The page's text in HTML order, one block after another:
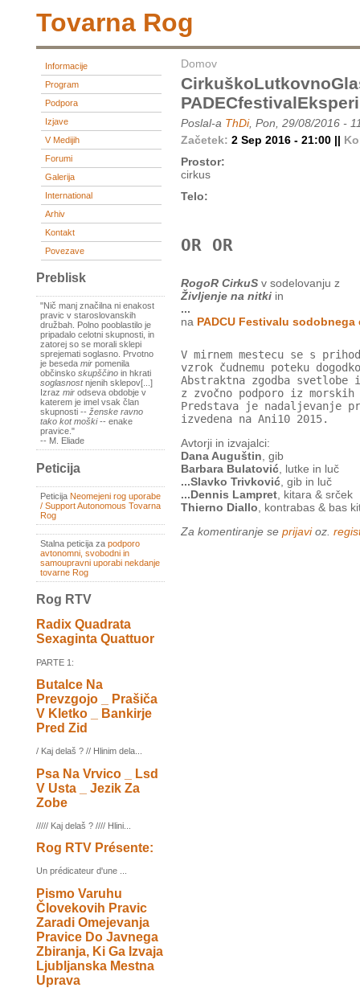
Tovarna Rog
Informacije
Program
Podpora
Izjave
V Medijih
Forumi
Galerija
International
Arhiv
Kontakt
Povezave
Preblisk
"Nič manj značilna ni enakost
pravic v staroslovanskih
družbah. Polno pooblastilo je
pripadalo celotni skupnosti, in
zatorej so se morali sklepi
sprejemati soglasno. Prvotno
je beseda mir pomenila
občinsko skupščino in hkrati
soglasnostnjenih sklepov[...]
Izraz mir odseva obdobje v
katerem je imel vsak član
skupnosti -- ženske ravno
tako kot moški-- enake
pravice."
-- M. Eliade
Peticija
Peticija Neomejeni rog uporabe
/ Support Autonomous Tovarna
Rog
Stalna peticija za podporo
avtonomni, svobodni in
samoupravni uporabi nekdanje
tovarne Rog
Rog RTV
Radix Quadrata
Sexaginta Quattuor
PARTE 1:
Butalce Na
Prevzgojo _ Prašiča
V Kletko _ Bankirje
Pred Zid
/ Kaj delaš ? // Hlinim dela...
Psa Na Vrvico _ Lsd
V Usta _ Jezik Za
Zobe
///// Kaj delaš ? //// Hlini...
Rog RTV Présente:
Un prédicateur d'une ...
Pismo Varuhu
Človekovih Pravic
Zaradi Omejevanja
Pravice Do Javnega
Zbiranja, Ki Ga Izvaja
Ljubljanska Mestna
Uprava
Domov
Poslal-a ThDi, Pon, 29/08/2016 -
Začetek: 2 Sep 2016 - 21:00 ||
Prostor:
cirkus
Telo:
OR OR
RogoR CirkuS v sodelovanju z
Življenje na nitki in
...
na PADCU Festivalu
V mirnem mestecu se s
vzrok čudnemu poteku
Abstraktna zgodba
z zvočno podporo iz
Predstava je nadaljevanje
izvedena na Ani10 2015.
Avtorji in izvajalci:
Dana Auguštin , gib
Barbara Bulatović , lutke in luč
...Slavko Trivković , gib in luč
...Dennis Lampret , kitara & srček
Thierno Diallo , kontrabas & bas
Za komentiranje se prijavioz.